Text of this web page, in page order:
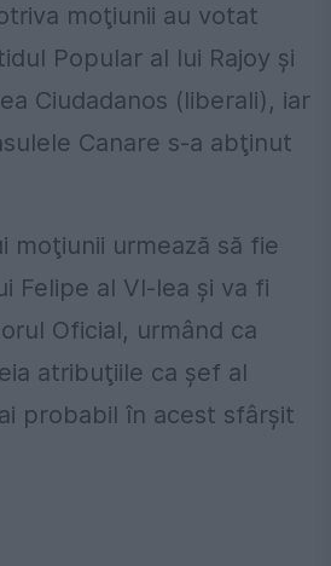
moţiunii au votat
Popular al lui Rajoy şi
Ciudadanos (liberali), iar
Canare s-a abţinut
moţiunii urmează să fie
Felipe al VI-lea şi va fi
Oficial, urmând ca
atribuţiile ca şef al
probabil în acest sfârşit